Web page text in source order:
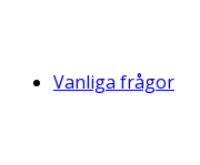
Vanliga frågor